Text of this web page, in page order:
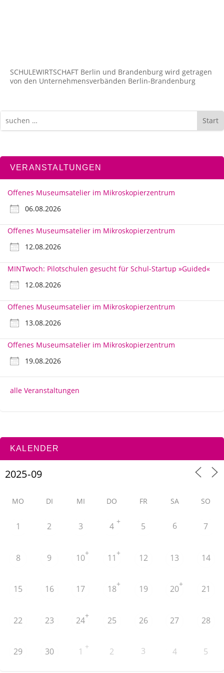
SCHULEWIRTSCHAFT Berlin und Brandenburg wird getragen
von den Unternehmens­verbänden Berlin-Brandenburg
Start
VERANSTALTUNGEN
Offenes Museumsatelier im Mikroskopierzentrum
06.08.2026
Offenes Museumsatelier im Mikroskopierzentrum
12.08.2026
MINTwoch: Pilotschulen gesucht für Schul-Startup »Guided«
12.08.2026
Offenes Museumsatelier im Mikroskopierzentrum
13.08.2026
Offenes Museumsatelier im Mikroskopierzentrum
19.08.2026
alle Veranstaltungen
KALENDER
MO DI MI DO FR SA SO
1 2 3 4 + 5 6 7
8 9 10+ 11+ 12 13 14
15 16 17 18+ 19 20+ 21
22 23 24+ 25 26 27 28
29 30 1 + 2 3 4 5